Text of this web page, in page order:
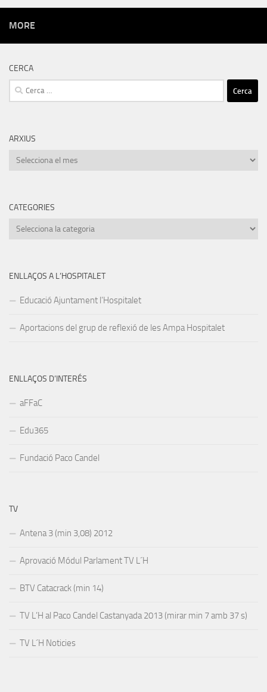
MORE
CERCA
Cerca:
ARXIUS
Arxius
CATEGORIES
Categories
ENLLAÇOS A L’HOSPITALET
Educació Ajuntament l’Hospitalet
Aportacions del grup de reflexió de les Ampa Hospitalet
ENLLAÇOS D’INTERÉS
aFFaC
Edu365
Fundació Paco Candel
TV
Antena 3 (min 3,08) 2012
Aprovació Módul Parlament TV L´H
BTV Catacrack (min 14)
TV L’H al Paco Candel Castanyada 2013 (mirar min 7 amb 37 s)
TV L´H Noticies